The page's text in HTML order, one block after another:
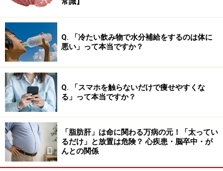
なお、下痢は、腸内でセレウス菌が増殖するときに生成
する「エンテロトキシン」という毒素によって生じ、嘔
吐は、「セレウリド」という別の毒素によって生じま
す。
そして、セレウス菌の最大の特徴は、「芽胞」を形成す
ることです。芽胞は、植物でいう「種子」のようなもの
で、堅い殻を持ち、加熱・乾燥・紫外線・消毒用エタノ
ールなどに強い耐性を示します。厳しい環境下では芽胞
の形で耐えて生存し、環境が好条件（※セレウス菌は好
Q. 「冷たい飲み物で水分補給をするのは体に
悪い」って本当ですか？
Q. 「スマホを触らないだけで痩せやすくな
る」って本当ですか？
「脂肪肝」は命に関わる万病の元！「太ってい
るだけ」と放置は危険？ 心疾患・脳卒中・が
んとの関係